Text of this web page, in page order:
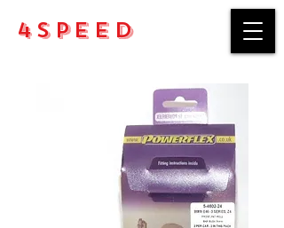
4Speed